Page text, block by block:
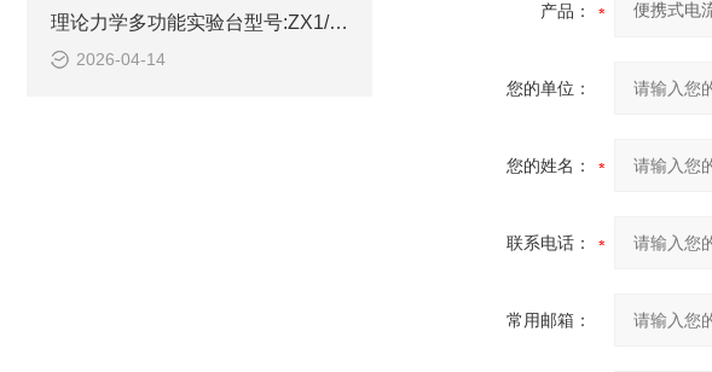
理论力学多功能实验台型号:ZX1/XL3422-II的技术简介
2026-04-14
产品：
您的单位：
您的姓名：
联系电话：
常用邮箱：